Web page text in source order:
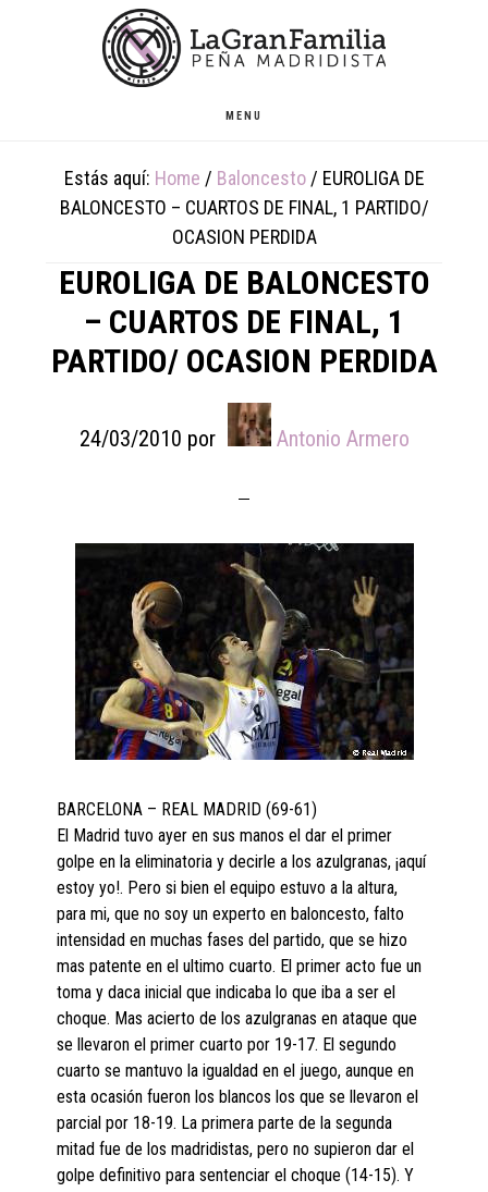
MENU
Estás aquí: Home / Baloncesto / EUROLIGA DE
BALONCESTO – CUARTOS DE FINAL, 1 PARTIDO/
OCASION PERDIDA
EUROLIGA DE BALONCESTO
– CUARTOS DE FINAL, 1
PARTIDO/ OCASION PERDIDA
24/03/2010 por Antonio Armero
BARCELONA – REAL MADRID (69-61)
El Madrid tuvo ayer en sus manos el dar el primer
golpe en la eliminatoria y decirle a los azulgranas, ¡aquí
estoy yo!. Pero si bien el equipo estuvo a la altura,
para mi, que no soy un experto en baloncesto, falto
intensidad en muchas fases del partido, que se hizo
mas patente en el ultimo cuarto. El primer acto fue un
toma y daca inicial que indicaba lo que iba a ser el
choque. Mas acierto de los azulgranas en ataque que
se llevaron el primer cuarto por 19-17. El segundo
cuarto se mantuvo la igualdad en el juego, aunque en
esta ocasión fueron los blancos los que se llevaron el
parcial por 18-19. La primera parte de la segunda
mitad fue de los madridistas, pero no supieron dar el
golpe definitivo para sentenciar el choque (14-15). Y